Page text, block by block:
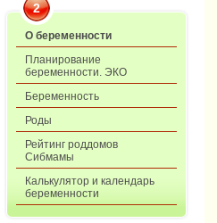
2
О беременности
Планирование
беременности. ЭКО
Беременность
Роды
Рейтинг роддомов
Сибмамы
Калькулятор и календарь
беременности